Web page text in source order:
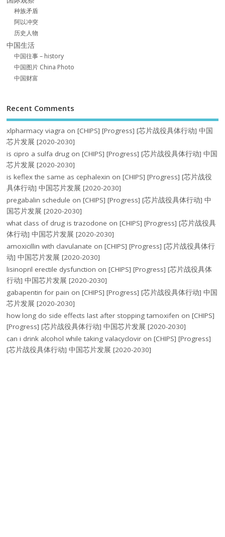
种族矛盾
阿以冲突
历史人物
中国生活
中国往事 – history
中国图片 China Photo
中国财富
Recent Comments
xlpharmacy viagra on[CHIPS] [Progress] [芯片战役具体行动] 中国
芯片发展 [2020-2030]
is cipro a sulfa drug on[CHIPS] [Progress] [芯片战役具体行动] 中国
芯片发展 [2020-2030]
is keflex the same as cephalexin on[CHIPS] [Progress] [芯片战役
具体行动] 中国芯片发展 [2020-2030]
pregabalin schedule on[CHIPS] [Progress] [芯片战役具体行动] 中
国芯片发展 [2020-2030]
what class of drug is trazodone on[CHIPS] [Progress] [芯片战役具
体行动] 中国芯片发展 [2020-2030]
amoxicillin with clavulanate on[CHIPS] [Progress] [芯片战役具体行
动] 中国芯片发展 [2020-2030]
lisinopril erectile dysfunction on[CHIPS] [Progress] [芯片战役具体
行动] 中国芯片发展 [2020-2030]
gabapentin for pain on[CHIPS] [Progress] [芯片战役具体行动] 中国
芯片发展 [2020-2030]
how long do side effects last after stopping tamoxifen on[CHIPS]
[Progress] [芯片战役具体行动] 中国芯片发展 [2020-2030]
can i drink alcohol while taking valacyclovir on[CHIPS] [Progress]
[芯片战役具体行动] 中国芯片发展 [2020-2030]